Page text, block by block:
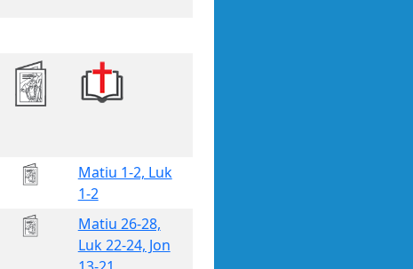
Matiu 1-2, Luk
1-2
Matiu 26-28,
Luk 22-24, Jon